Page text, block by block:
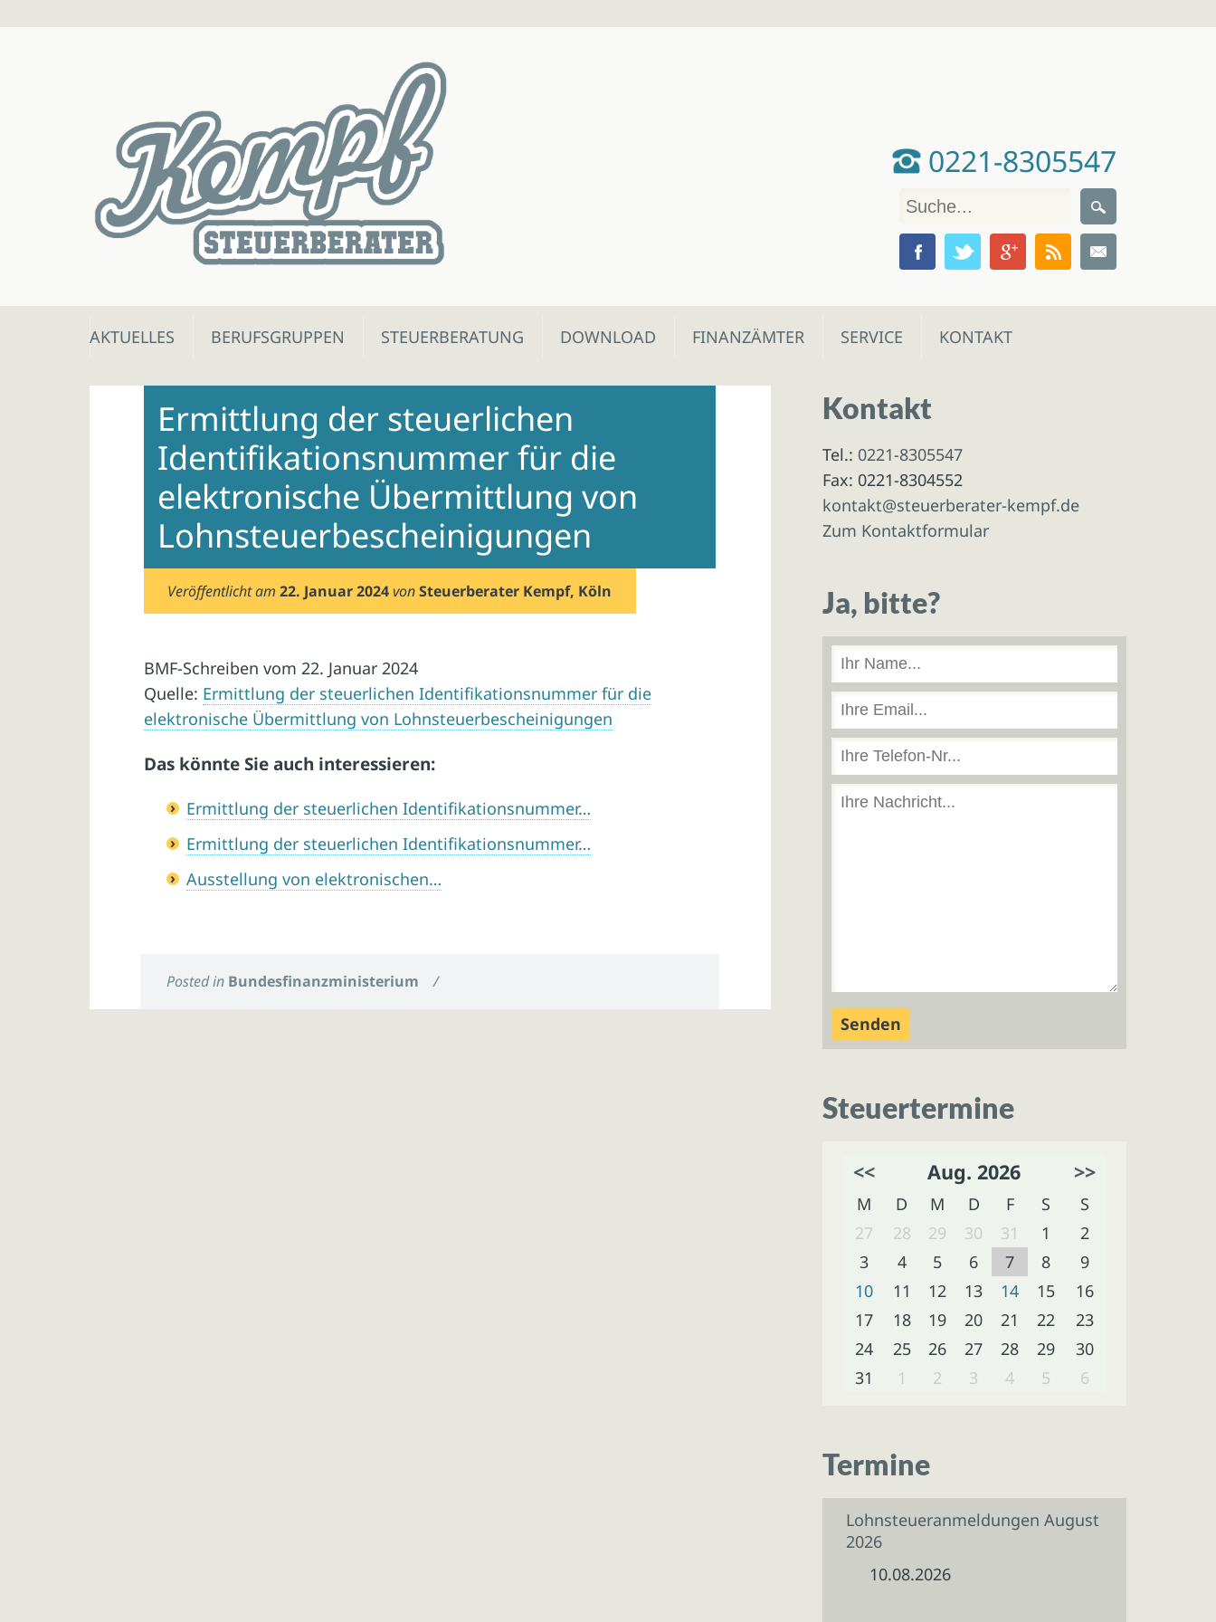
0221-8305547
Skip
AKTUELLES BERUFSGRUPPEN STEUERBERATUNG DOWNLOAD FINANZÄMTER SERVICE KONTAKT
Ermittlung der steuerlichen
Identifikationsnummer für die
elektronische Übermittlung von
Lohnsteuerbescheinigungen
Veröffentlicht am22. Januar 2024 vonSteuerberater Kempf, Köln
BMF-Schreiben vom 22. Januar 2024
Quelle: Ermittlung der steuerlichen Identifikationsnummer für die
elektronische Übermittlung von Lohnsteuerbescheinigungen
Das könnte Sie auch interessieren:
Ermittlung der steuerlichen Identifikationsnummer…
Ermittlung der steuerlichen Identifikationsnummer…
Ausstellung von elektronischen…
Posted in Bundesfinanzministerium /
Kontakt
Tel.: 0221-8305547
Fax: 0221-8304552
kontakt@steuerberater-kempf.de
Zum Kontaktformular
Ja, bitte?
Steuertermine
<< Aug. 2026 >>
M D M D F S
S
27
28 29 30 31 1
2
3
4 5 6 7 8
9
10
11 12 13 14 15
16
17
18 19 20 21 22
23
24
25 26 27 28 29
30
31
1 2 3 4 5 6
Termine
Lohnsteueranmeldungen August
2026
10.08.2026